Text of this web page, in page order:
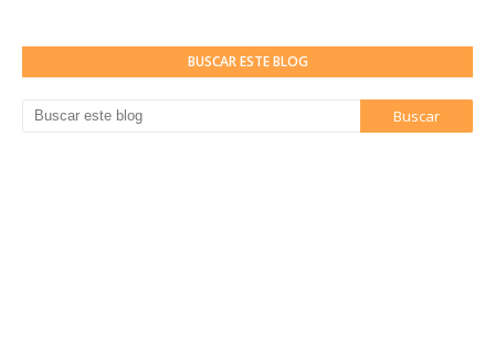
BUSCAR ESTE BLOG